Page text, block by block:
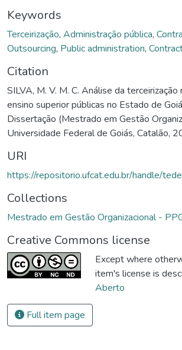
Keywords
Terceirização, Administração pública,
Outsourcing, Public administration,
Citation
SILVA, M. V. M. C. Análise da
ensino superior públicas no Estado de
Dissertação (Mestrado em Gestão
Universidade Federal de Goiás, Catalão,
URI
https://repositorio.ufcat.edu.br/handle/
Collections
Mestrado em Gestão Organizacional -
Creative Commons license
Except where
item's license is
Aberto
Full item page